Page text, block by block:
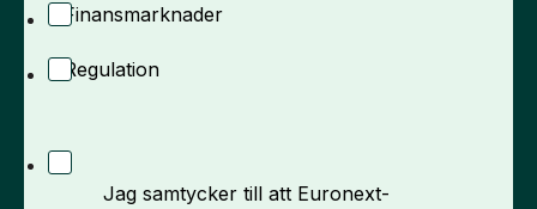
Finansmarknader
Regulation
Jag samtycker till att Euronext-